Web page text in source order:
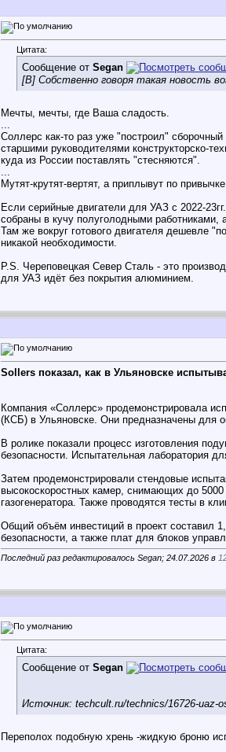
Цитата:
Сообщение от Segan
[B] Собственно говоря такая новость
Мечты, мечты, где Ваша сладость.
...
Соллерс как-то раз уже "построил"
старшими руководителями конструкторско-
куда из России поставлять "стесняются".
...
Мутят-крутят-вертят, а приплывут по
Если серийные двигатели для УАЗ с 2022-
собраны в кучу полуголодными работниками,
Там же вокруг готового двигателя дешевле
никакой необходимости.
P.S. Череповецкая Север Сталь - это
для УАЗ идёт без покрытия алюминием.
Sollers показал, как в Ульяновске
Компания «Соллерс» продемонстрировала
(КСБ) в Ульяновске. Они предназначены для
В ролике показали процесс изготовления
безопасности. Испытательная лаборатория
Затем продемонстрировали стендовые
высокоскоростных камер, снимающих до 5000
газогенератора. Также проводятся тесты в
Общий объём инвестиций в проект составил
безопасности, а также плат для блоков
Последний раз редактировалось Segan; 24.07.2026 в
Цитата:
Сообщение от Segan
Источник: techcult.ru/technics/16726-uaz-
Переполох подобную хрень -жидкую броню